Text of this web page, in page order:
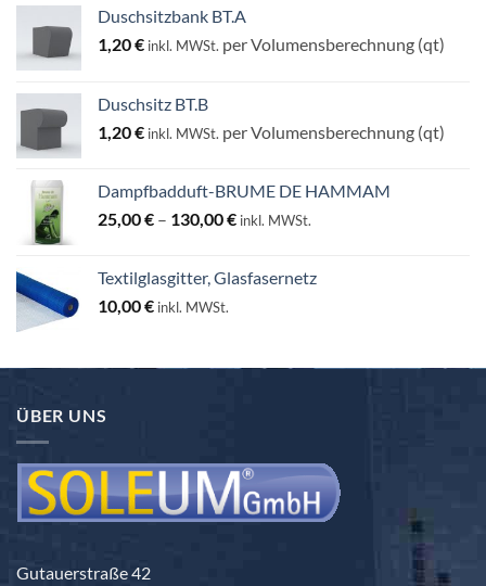
Duschsitzbank BT.A
1,20€ inkl. MWSt. per Volumensberechnung (qt)
Duschsitz BT.B
1,20€ inkl. MWSt. per Volumensberechnung (qt)
Dampfbadduft-BRUME DE HAMMAM
25,00€ – 130,00€Preisspanne:
130,00 €
inkl. MWSt.
Textilglasgitter, Glasfasernetz
10,00€ inkl. MWSt.
ÜBER UNS
Gutauerstraße 42